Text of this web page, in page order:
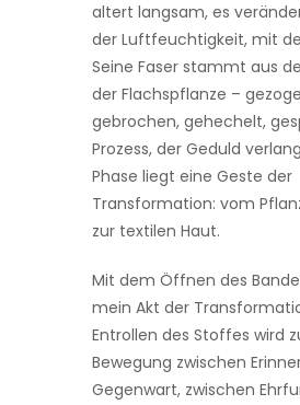
altert langsam, es
der Luftfeuchtigkeit, mit
Seine Faser stammt aus
der Flachspflanze –
gebrochen, gehechelt,
Prozess, der Geduld
Phase liegt eine Geste der
Transformation: vom
zur textilen Haut.
Mit dem Öffnen des
mein Akt der
Entrollen des Stoffes wird
Bewegung zwischen
Gegenwart, zwischen